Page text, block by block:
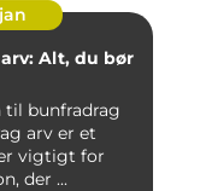
Alt, du bør
bunfradrag
vigtigt for
der ...